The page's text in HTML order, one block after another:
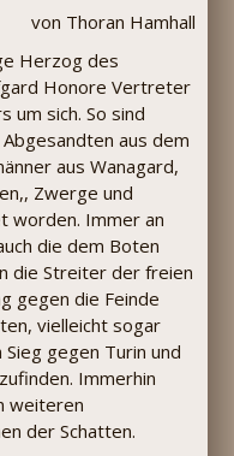
von Thoran Hamhall
Herzog des
Honore Vertreter
um sich. So sind
aus dem
aus Wanagard,
Zwerge und
worden. Immer an
die dem Boten
die Streiter der freien
gegen die Feinde
vielleicht sogar
gegen Turin und
Immerhin
weiteren
der Schatten.